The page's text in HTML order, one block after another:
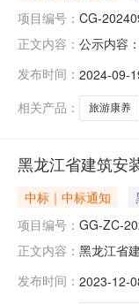
项目编号： CG-
正文内容： 公示内容
供应商成
发布时间： 2024-09-
相关产品：
旅游康养
黑龙江省建筑安
中标｜中标通知
项目编号： GG-ZC-
正文内容： 黑龙江省
龙安五-
发布时间： 2023-12-